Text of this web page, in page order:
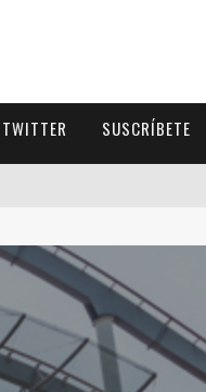
TWITTER SUSCRÍBETE